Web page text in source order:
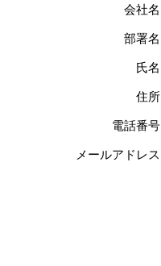
会社名
部署名
氏名
住所
電話番号
メールアドレス